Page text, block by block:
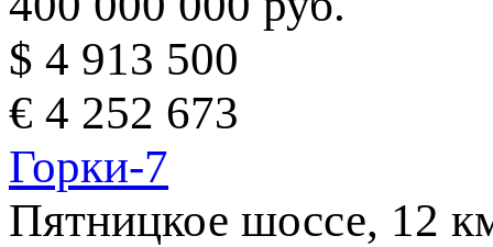
$ 4 913 500
€ 4 252 673
Горки-7
Пятницкое шоссе, 12